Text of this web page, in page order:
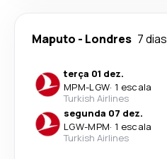
Maputo - Londres 7 dias
terça 01 dez.
MPM-LGW· 1 escala
Turkish Airlines
segunda 07 dez.
LGW-MPM· 1 escala
Turkish Airlines